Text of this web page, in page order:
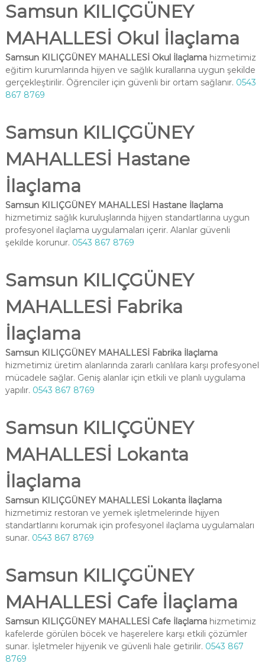
Samsun KILIÇGÜNEY
MAHALLESİ Okul İlaçlama
Samsun KILIÇGÜNEY MAHALLESİ Okul İlaçlamahizmetimiz
eğitim kurumlarında hijyen ve sağlık kurallarına uygun şekilde
gerçekleştirilir. Öğrenciler için güvenli bir ortam sağlanır. 0543
867 8769
Samsun KILIÇGÜNEY
MAHALLESİ Hastane
İlaçlama
Samsun KILIÇGÜNEY MAHALLESİ Hastane İlaçlama
hizmetimiz sağlık kuruluşlarında hijyen standartlarına uygun
profesyonel ilaçlama uygulamaları içerir. Alanlar güvenli
şekilde korunur. 0543 867 8769
Samsun KILIÇGÜNEY
MAHALLESİ Fabrika
İlaçlama
Samsun KILIÇGÜNEY MAHALLESİ Fabrika İlaçlama
hizmetimiz üretim alanlarında zararlı canlılara karşı profesyonel
mücadele sağlar. Geniş alanlar için etkili ve planlı uygulama
yapılır. 0543 867 8769
Samsun KILIÇGÜNEY
MAHALLESİ Lokanta
İlaçlama
Samsun KILIÇGÜNEY MAHALLESİ Lokanta İlaçlama
hizmetimiz restoran ve yemek işletmelerinde hijyen
standartlarını korumak için profesyonel ilaçlama uygulamaları
sunar. 0543 867 8769
Samsun KILIÇGÜNEY
MAHALLESİ Cafe İlaçlama
Samsun KILIÇGÜNEY MAHALLESİ Cafe İlaçlamahizmetimiz
kafelerde görülen böcek ve haşerelere karşı etkili çözümler
sunar. İşletmeler hijyenik ve güvenli hale getirilir. 0543 867
8769